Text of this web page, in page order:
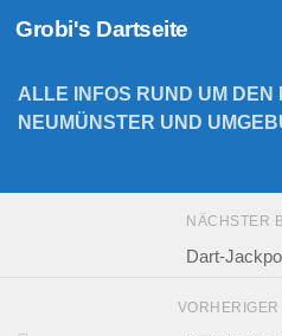
Zum Inhalt springen
Grobi's Dartseite
ALLE INFOS RUND UM DEN
NEUMÜNSTER UND
NÄCHSTER
Dart-